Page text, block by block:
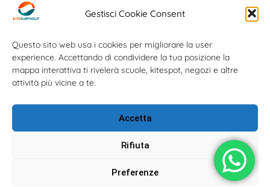
Gestisci Cookie Consent
Questo sito web usa i cookies per migliorare la user
experience. Accettando di condividere la tua posizione la
mappa interattiva ti rivelerà scuole, kitespot, negozi e altre
attività più vicine a te.
Accetta
Rifiuta
Preferenze
Cerca Accommodation
Cerca il tuo Usato